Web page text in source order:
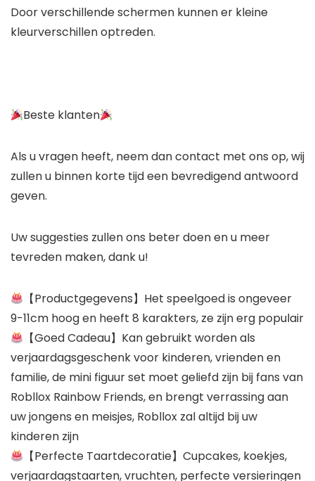
Door verschillende schermen kunnen er kleine
kleurverschillen optreden.
Beste klanten
Als u vragen heeft, neem dan contact met ons op, wij
zullen u binnen korte tijd een bevredigend antwoord
geven.
Uw suggesties zullen ons beter doen en u meer
tevreden maken, dank u!
【Productgegevens】Het speelgoed is ongeveer
9-11cm hoog en heeft 8 karakters, ze zijn erg populair
【Goed Cadeau】Kan gebruikt worden als
verjaardagsgeschenk voor kinderen, vrienden en
familie, de mini figuur set moet geliefd zijn bij fans van
Robllox Rainbow Friends, en brengt verrassing aan
uw jongens en meisjes, Robllox zal altijd bij uw
kinderen zijn
【Perfecte Taartdecoratie】Cupcakes, koekjes,
verjaardagstaarten, vruchten, perfecte versieringen